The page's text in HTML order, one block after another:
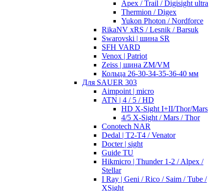
Apex / Trail / Digisight ultra
Thermion / Digex
Yukon Photon / Nordforce
RikaNV xRS / Lesnik / Barsuk
Swarovski | шина SR
SFH VARD
Venox | Patriot
Zeiss | шина ZM/VM
Кольца 26-30-34-35-36-40 мм
Для SAUER 303
Aimpoint | micro
ATN | 4 / 5 / HD
HD X-Sight I+II/Thor/Mars
4/5 X-Sight / Mars / Thor
Conotech NAR
Dedal | T2-T4 / Venator
Docter | sight
Guide TU
Hikmicro | Thunder 1-2 / Alpex /
Stellar
I Ray | Geni / Rico / Saim / Tube /
XSight